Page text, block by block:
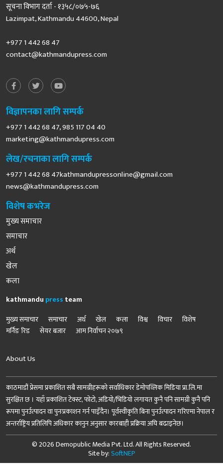
सूचना विभाग दर्ता - १३५८/०७५-७६
Lazimpat, Kathmandu 44600, Nepal
+977 1 442 68 47
contact@kathmandupress.com
विज्ञापनका लागि सम्पर्क
+977 1 442 68 47, 985 117 04 40
marketing@kathmandupress.com
लेख/रचनाका लागि सम्पर्क
+977 1 442 68 47kathmandupressonline@gmail.com
news@kathmandupress.com
विशेष कभरेज
मुख्य समाचार
समाचार
अर्थ
खेल
कला
kathmandu press team
मुख्य समाचार
समाचार अर्थ खेल कला विश्व विचार
विशेष
मर्निङ रिड
सेयर बजार आम निर्वाचन २०७९
About Us
काठमाडौं प्रेसमा प्रकाशित सबै सामग्रीहरूको सर्वाधिकार डेमोपव्लिक मिडिया प्रा.लि.मा
सुरक्षित छ । यहाँ प्रकाशित टेक्स्ट, फोटो, अडियो/भिडियो लगायत कुनै पनि सामग्री कुनै पनि
रूपमा पुनर्उत्पादन वा पुनःप्रकाशन गर्न पाइँदैन। पूर्वस्वीकृति बिना पुनर्उत्पादन गरिएमा नेपाल र
अन्तर्राष्ट्रिय प्रतिलिपि अधिकार कानुन अनुसार कारबाही प्रक्रिया अघि बढाइनेछ।
© 2026 Demopublic Media Pvt. Ltd. All Rights Reserved.
Site by:SoftNEP